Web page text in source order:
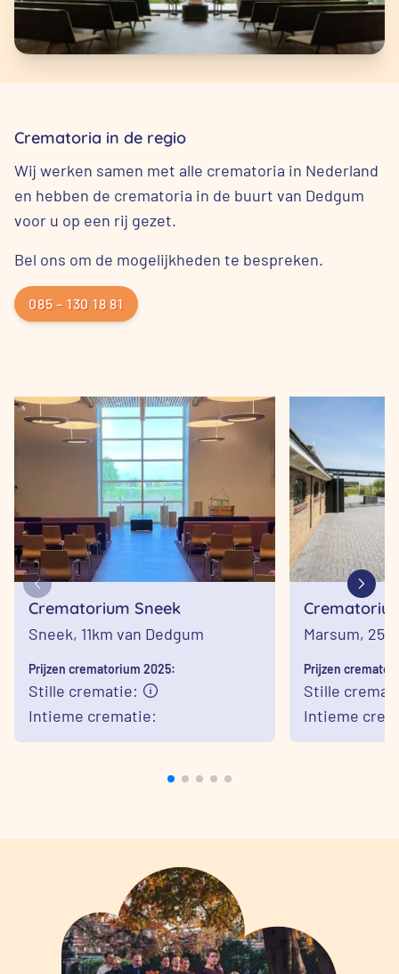
Crematoria in de regio
Wij werken samen met alle crematoria in Nederland
en hebben de crematoria in de buurt van Dedgum
voor u op een rij gezet.
Bel ons om de mogelijkheden te bespreken.
085 – 130 18 81
Crematorium Sneek
Sneek, 11km van Dedgum
Prijzen crematorium 2025:
Stille crematie:
Intieme crematie:
Marsum,
Prijzen
Stille
Intieme